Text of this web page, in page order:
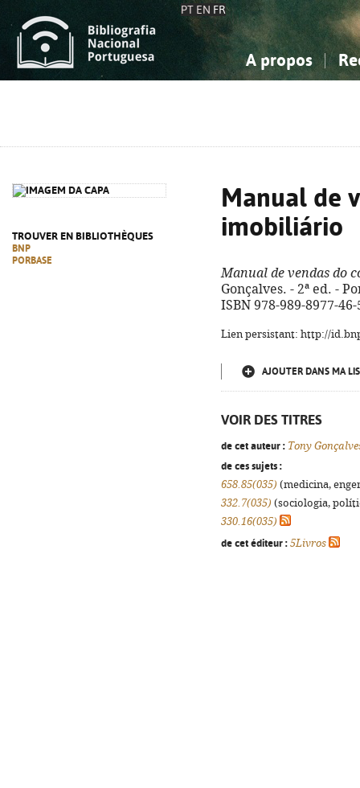
PT EN FR
A propos
TROUVER EN BIBLIOTHÈQUES
BNP
PORBASE
Manual de
imobiliário
Manual de vendas do
Gonçalves. - 2ª ed. -
ISBN 978-989-8977-46-
Lien persistant: http://
AJOUTER DANS MA
VOIR DES TITRES
de cet auteur : Tony
de ces sujets :
658.85(035) (medicina,
332.7(035) (sociologia,
330.16(035)
de cet éditeur : 5Livros